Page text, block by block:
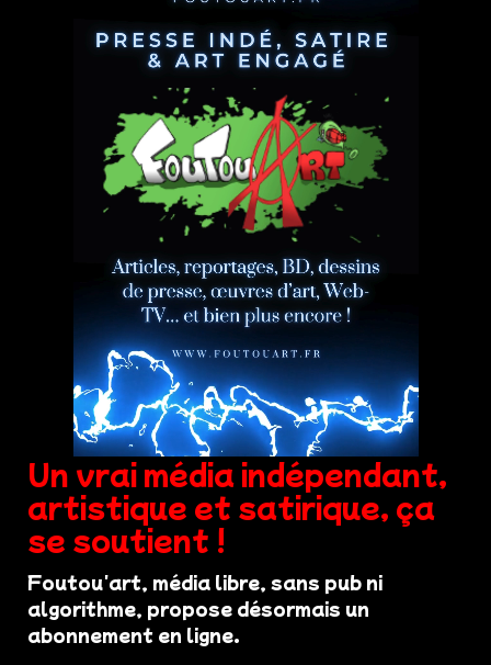
Un vrai média indépendant,
artistique et satirique, ça
se soutient !
Foutou'art, média libre, sans pub ni
algorithme, propose désormais un
abonnement en ligne.